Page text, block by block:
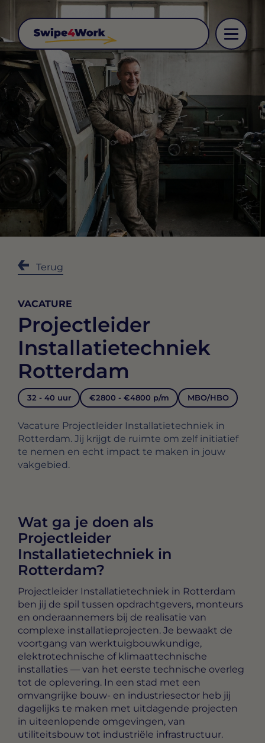
Terug
VACATURE
Projectleider
Installatietechniek
Rotterdam
32 - 40 uur €2800 - €4800 p/m MBO/HBO
Vacature Projectleider Installatietechniek in
Rotterdam. Jij krijgt de ruimte om zelf initiatief
te nemen en echt impact te maken in jouw
vakgebied.
Wat ga je doen als
Projectleider
Installatietechniek in
Rotterdam?
Projectleider Installatietechniek in Rotterdam
ben jij de spil tussen opdrachtgevers, monteurs
en onderaannemers bij de realisatie van
complexe installatieprojecten. Je bewaakt de
voortgang van werktuigbouwkundige,
elektrotechnische of klimaattechnische
installaties — van het eerste technische overleg
tot de oplevering. In een stad met een
omvangrijke bouw- en industriesector heb jij
dagelijks te maken met uitdagende projecten
in uiteenlopende omgevingen, van
utiliteitsbouw tot industriële infrastructuur.